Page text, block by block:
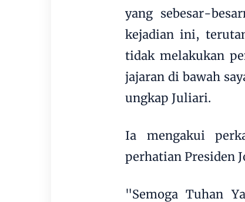
yang sebesar-
kejadian ini,
tidak melakukan
jajaran di bawah
ungkap Juliari.
Ia mengakui
perhatian Presiden
"Semoga Tuhan